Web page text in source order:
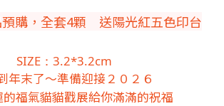
預購，全套4顆 送陽光紅五色印台
SIZE：3.2*3.2cm
年末了～準備迎接２０２６
的福氣貓貓戳展給你滿滿的祝福